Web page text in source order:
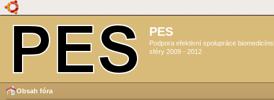
PES
Podpora efektivní spolupráce
sféry 2009 - 2012
Obsah fóra